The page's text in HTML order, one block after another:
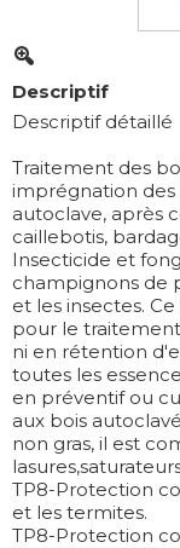
Descriptif
Descriptif détaillé
Traitement des
imprégnation des
autoclave, après
caillebotis,
Insecticide et
champignons de
et les insectes.
pour le
ni en rétention
toutes les
en préventif ou
aux bois
non gras, il est
TP8-Protection
et les termites.
TP8-Protection